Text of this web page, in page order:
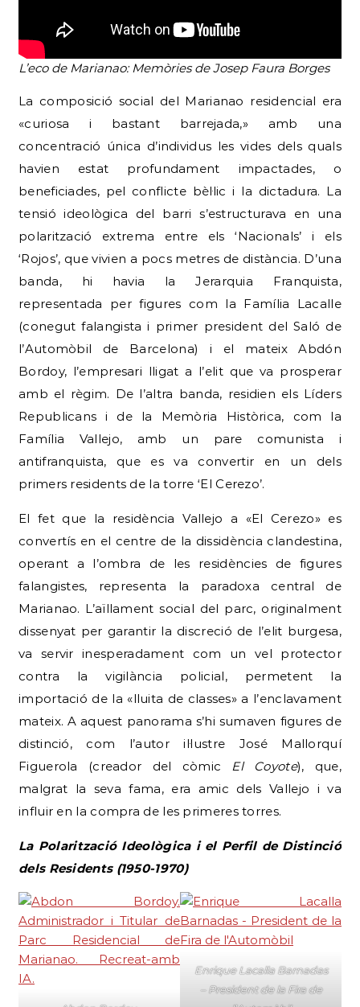
L’eco de Marianao: Memòries de Josep Faura Borges
La composició social del Marianao residencial era
«curiosa i bastant barrejada,» amb una
concentració única d’individus les vides dels quals
havien estat profundament impactades, o
beneficiades, pel conflicte bèl·lic i la dictadura. La
tensió ideològica del barri s’estructurava en una
polarització extrema entre els ‘Nacionals’ i els
‘Rojos’, que vivien a pocs metres de distància. D’una
banda, hi havia la Jerarquia Franquista,
representada per figures com la Família Lacalle
(conegut falangista i primer president del Saló de
l’Automòbil de Barcelona) i el mateix Abdón
Bordoy, l’empresari lligat a l’elit que va prosperar
amb el règim. De l’altra banda, residien els Líders
Republicans i de la Memòria Històrica, com la
Família Vallejo, amb un pare comunista i
antifranquista, que es va convertir en un dels
primers residents de la torre ‘El Cerezo’.
El fet que la residència Vallejo a «El Cerezo» es
convertís en el centre de la dissidència clandestina,
operant a l’ombra de les residències de figures
falangistes, representa la paradoxa central de
Marianao. L’aïllament social del parc, originalment
dissenyat per garantir la discreció de l’elit burgesa,
va servir inesperadament com un vel protector
contra la vigilància policial, permetent la
importació de la «lluita de classes» a l’enclavament
mateix. A aquest panorama s’hi sumaven figures de
distinció, com l’autor il·lustre José Mallorquí
Figuerola (creador del còmic El Coyote), que,
malgrat la seva fama, era amic dels Vallejo i va
influir en la compra de les primeres torres.
La Polarització Ideològica i el Perfil de Distinció
dels Residents (1950-1970)
Enrique Lacalla Barnadas
– President de la Fira de